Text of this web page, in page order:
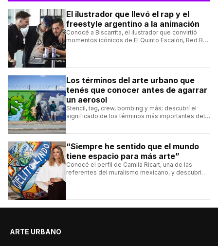
El ilustrador que llevó el rap y el
freestyle argentino a la animación
Conocé a Biscarrita, el ilustrador que convirtió
momentos icónicos de El Quinto Escalón, Red Bull
Los términos del arte urbano que
tenés que conocer antes de agarrar
un aerosol
Stencil, tag, crew, bombing y más: descubrí el
significado de los términos más importantes del
“Siempre he sentido que el mundo
tiene espacio para más arte”
Conocé el perfil de Camila Ricart, una de las
referentes del muralismo mexicano, y descubrí
ARTE URBANO